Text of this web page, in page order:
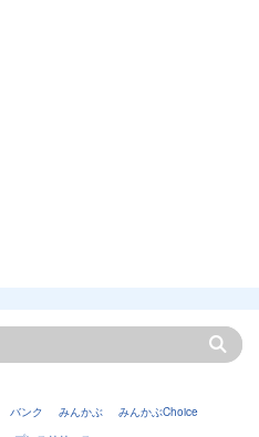
バンク みんかぶ
みんかぶChoice